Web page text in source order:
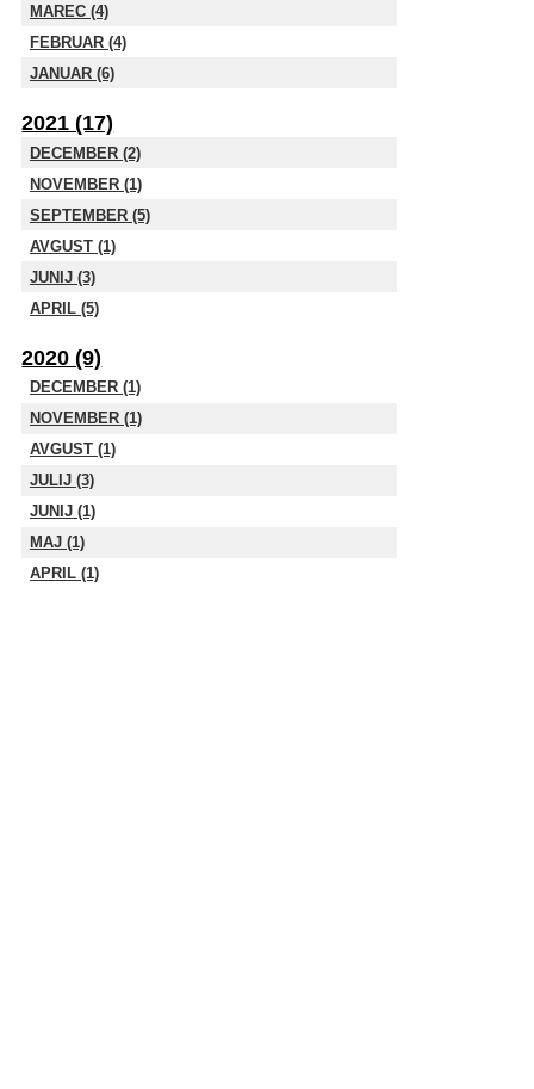
MAREC (4)
FEBRUAR (4)
JANUAR (6)
2021 (17)
DECEMBER (2)
NOVEMBER (1)
SEPTEMBER (5)
AVGUST (1)
JUNIJ (3)
APRIL (5)
2020 (9)
DECEMBER (1)
NOVEMBER (1)
AVGUST (1)
JULIJ (3)
JUNIJ (1)
MAJ (1)
APRIL (1)